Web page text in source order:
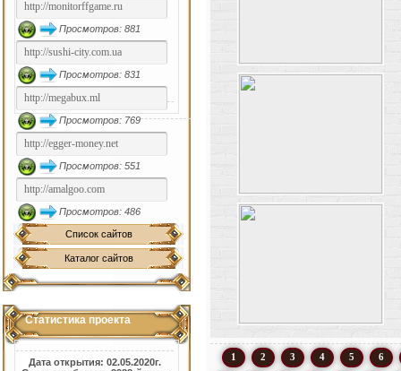
Просмотров: 881
Просмотров: 831
Просмотров: 769
Просмотров: 551
Просмотров: 486
Список сайтов
Каталог сайтов
Статистика проекта
Дата открытия: 02.05.2020г.
1 2 3 4 5 6